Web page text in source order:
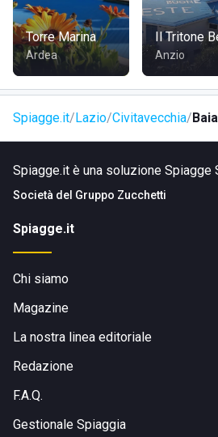
dunque si trova nelle vicinanze del
facilmente raggiungibile a piedi, in
mezzi pubblici.
Torre Marina
Ardea
Il Tritone
Anzio
Spiagge.it Lazio Civitavecchia
Spiagge.it è una soluzione Spiagge
Società del Gruppo Zucchetti
Spiagge.it
Chi siamo
Magazine
La nostra linea editoriale
Redazione
F.A.Q.
Gestionale Spiaggia